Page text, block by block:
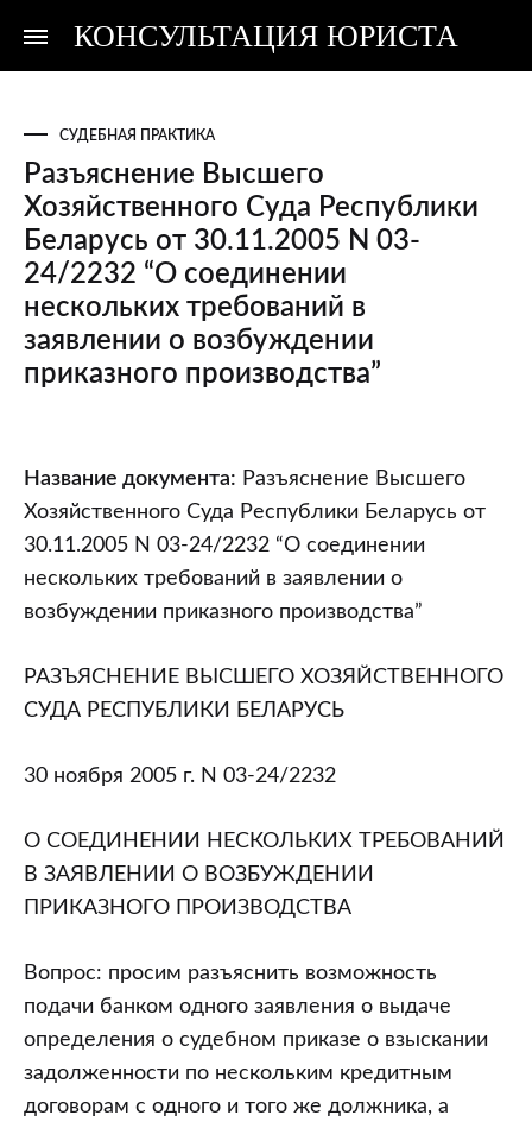
КОНСУЛЬТАЦИЯ ЮРИСТА
Консультация
Консультация
СУДЕБНАЯ ПРАКТИКА
Разъяснение Высшего
Хозяйственного Суда Республики
Беларусь от 30.11.2005 N 03-
24/2232 “О соединении
нескольких требований в
заявлении о возбуждении
приказного производства”
Разъяснение
Высшего
Хозяйственного
Суда
Республики
от
30.11.2005
03-
“О
соединении
нескольких
в
заявлении
о
возбуждении
приказного
Название документа: Разъяснение Высшего
Хозяйственного Суда Республики Беларусь от
30.11.2005 N 03-24/2232 “О соединении
нескольких требований в заявлении о
возбуждении приказного производства”
РАЗЪЯСНЕНИЕ ВЫСШЕГО ХОЗЯЙСТВЕННОГО
СУДА РЕСПУБЛИКИ БЕЛАРУСЬ
30 ноября 2005 г. N 03-24/2232
О СОЕДИНЕНИИ НЕСКОЛЬКИХ ТРЕБОВАНИЙ
В ЗАЯВЛЕНИИ О ВОЗБУЖДЕНИИ
ПРИКАЗНОГО ПРОИЗВОДСТВА
Вопрос: просим разъяснить возможность
подачи банком одного заявления о выдаче
определения о судебном приказе о взыскании
задолженности по нескольким кредитным
договорам с одного и того же должника, а